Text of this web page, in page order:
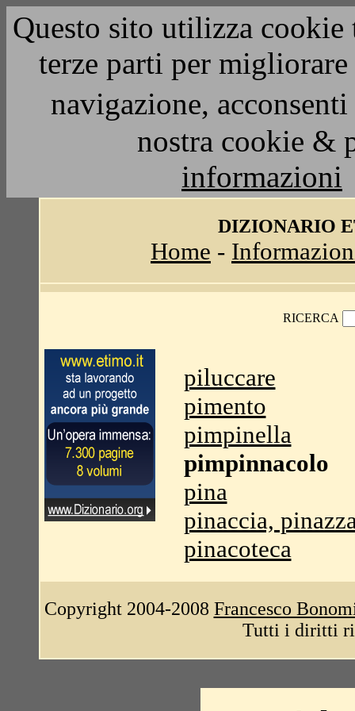
Questo sito utilizza
terze parti per
navigazione,
nostra cookie &
informazioni
DIZIONARIO
Home -
RICERCA
piluccare
pimento
pimpinella
pimpinnacolo
pina
pinaccia,
pinacoteca
Copyright 2004-2008 Francesco
Tutti i diritti